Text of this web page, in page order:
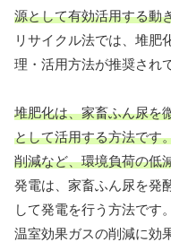
源として有効活用する動
リサイクル法では、堆肥
理・活用方法が推奨され
堆肥化は、家畜ふん尿を
として活用する方法です
削減など、環境負荷の低
発電は、家畜ふん尿を発
して発電を行う方法です
温室効果ガスの削減に効